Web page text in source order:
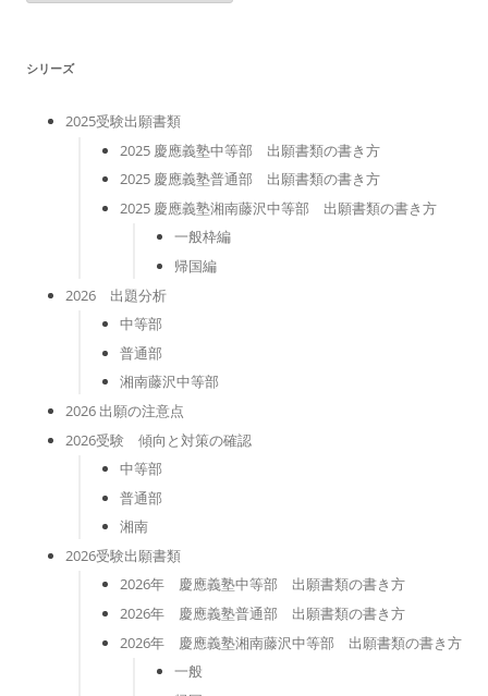
シリーズ
2025受験出願書類
2025 慶應義塾中等部 出願書類の書き方
2025 慶應義塾普通部 出願書類の書き方
2025 慶應義塾湘南藤沢中等部 出願書類の書き方
一般枠編
帰国編
2026 出題分析
中等部
普通部
湘南藤沢中等部
2026 出願の注意点
2026受験 傾向と対策の確認
中等部
普通部
湘南
2026受験出願書類
2026年 慶應義塾中等部 出願書類の書き方
2026年 慶應義塾普通部 出願書類の書き方
2026年 慶應義塾湘南藤沢中等部 出願書類の書き方
一般